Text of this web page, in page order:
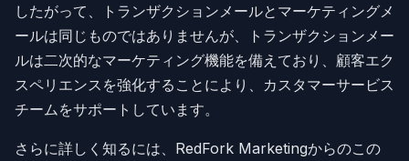
したがって、トランザクションメールとマーケティングメ
ールは同じものではありませんが、トランザクションメー
ルは二次的なマーケティング機能を備えており、顧客エク
スペリエンスを強化することにより、カスタマーサービス
チームをサポートしています。
さらに詳しく知るには、RedFork Marketingからのこの